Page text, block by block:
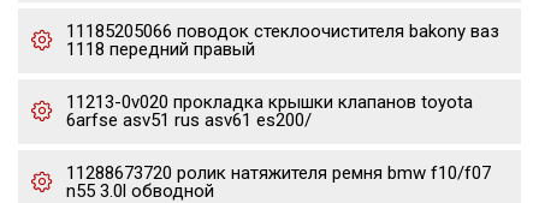
11185205066 поводок стеклоочистителя bakony ваз
1118 передний правый
11213-0v020 прокладка крышки клапанов toyota
6arfse asv51 rus asv61 es200/
11288673720 ролик натяжителя ремня bmw f10/f07
n55 3.0l обводной